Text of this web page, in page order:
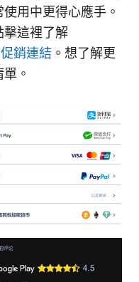
用中更得心應手。
擊這裡了解
銷連結 。想了解更
。